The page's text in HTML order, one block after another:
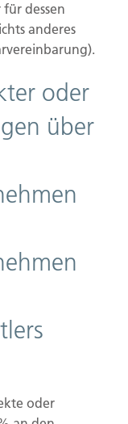
KG. Ihr Partner
dessen
anderes
oder
über
oder